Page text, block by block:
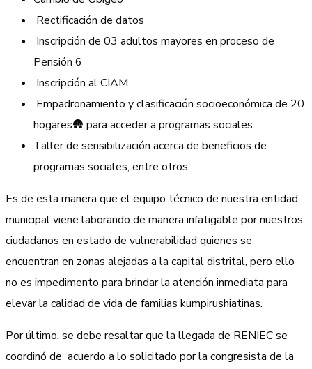
Rectificación de datos
Inscripción de 03 adultos mayores en proceso de
Pensión 6
Inscripción al CIAM
Empadronamiento y clasificación socioeconómica de 20
hogares🛖 para acceder a programas sociales.
Taller de sensibilización acerca de beneficios de
programas sociales, entre otros.
Es de esta manera que el equipo técnico de nuestra entidad
municipal viene laborando de manera infatigable por nuestros
ciudadanos en estado de vulnerabilidad quienes se
encuentran en zonas alejadas a la capital distrital, pero ello
no es impedimento para brindar la atención inmediata para
elevar la calidad de vida de familias kumpirushiatinas.
Por último, se debe resaltar que la llegada de RENIEC se
coordinó de acuerdo a lo solicitado por la congresista de la